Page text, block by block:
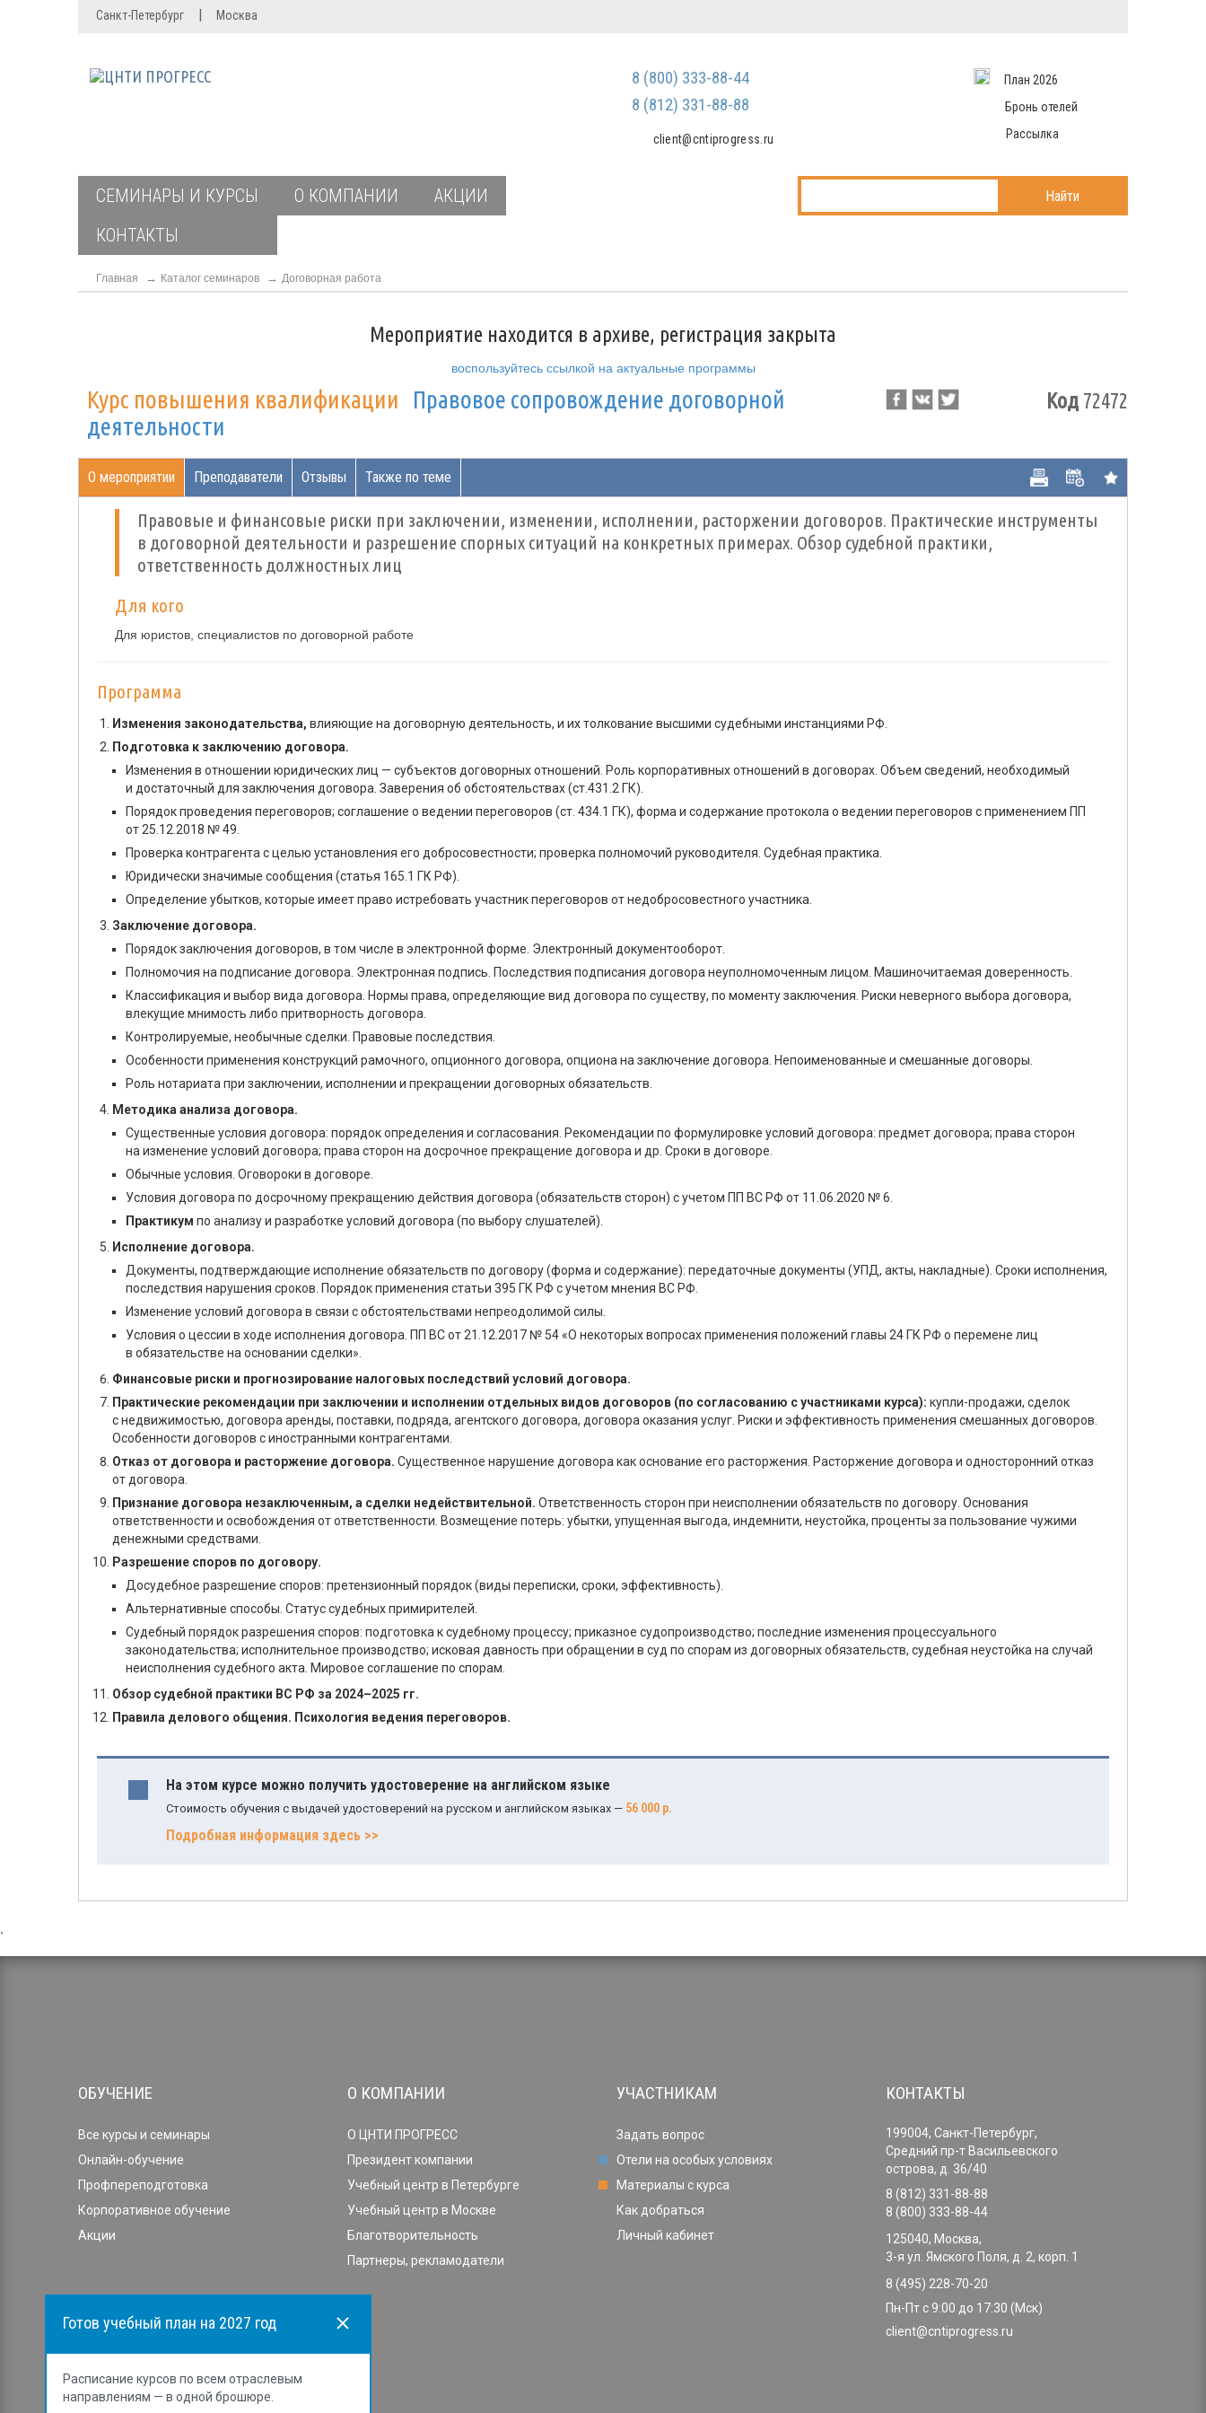
Мы не передаем ваши данные
спам
Запомнить меня
Войти в кабинет
Санкт-Петербург | Москва
8 (800) 333-88-44
8 (812) 331-88-88
client@cntiprogress.ru
План 2026
Бронь отелей
Рассылка
СЕМИНАРЫ И КУРСЫ О КОМПАНИИ
АКЦИИ
КОНТАКТЫ
Найти
Готов учебный план на 2027 год
Расписание курсов по всем отраслевым
направлениям — в одной брошюре.
Главная Каталог семинаров Договорная работа
Мероприятие находится в архиве, регистрация закрыта
воспользуйтесь ссылкой на актуальные программы
Курс повышения квалификации
Правовое сопровождение договорной
деятельности
Код72472
О мероприятии Преподаватели Отзывы Также по теме
Правовые и финансовые риски при заключении, изменении, исполнении, расторжении договоров. Практические инструменты
в договорной деятельности и разрешение спорных ситуаций на конкретных примерах. Обзор судебной практики,
ответственность должностных лиц
Для кого
Для юристов, специалистов по договорной работе
Программа
Изменения законодательства, влияющие на договорную деятельность, и их толкование высшими судебными инстанциями РФ.
Подготовка к заключению договора.
Изменения в отношении юридических лиц — субъектов договорных отношений. Роль корпоративных отношений в договорах. Объем сведений, необходимый
и достаточный для заключения договора. Заверения об обстоятельствах (ст.431.2 ГК).
Порядок проведения переговоров; соглашение о ведении переговоров (ст. 434.1 ГК), форма и содержание протокола о ведении переговоров с применением ПП
от 25.12.2018 № 49.
Проверка контрагента с целью установления его добросовестности; проверка полномочий руководителя. Судебная практика.
Юридически значимые сообщения (статья 165.1 ГК РФ).
Определение убытков, которые имеет право истребовать участник переговоров от недобросовестного участника.
Заключение договора.
Порядок заключения договоров, в том числе в электронной форме. Электронный документооборот.
Полномочия на подписание договора. Электронная подпись. Последствия подписания договора неуполномоченным лицом. Машиночитаемая доверенность.
Классификация и выбор вида договора. Нормы права, определяющие вид договора по существу, по моменту заключения. Риски неверного выбора договора,
влекущие мнимость либо притворность договора.
Контролируемые, необычные сделки. Правовые последствия.
Особенности применения конструкций рамочного, опционного договора, опциона на заключение договора. Непоименованные и смешанные договоры.
Роль нотариата при заключении, исполнении и прекращении договорных обязательств.
Методика анализа договора.
Существенные условия договора: порядок определения и согласования. Рекомендации по формулировке условий договора: предмет договора; права сторон
на изменение условий договора; права сторон на досрочное прекращение договора и др. Сроки в договоре.
Обычные условия. Оговороки в договоре.
Условия договора по досрочному прекращению действия договора (обязательств сторон) с учетом ПП ВС РФ от 11.06.2020 № 6.
Практикум по анализу и разработке условий договора (по выбору слушателей).
Исполнение договора.
Документы, подтверждающие исполнение обязательств по договору (форма и содержание): передаточные документы (УПД, акты, накладные). Сроки исполнения,
последствия нарушения сроков. Порядок применения статьи 395 ГК РФ с учетом мнения ВС РФ.
Изменение условий договора в связи с обстоятельствами непреодолимой силы.
Условия о цессии в ходе исполнения договора. ПП ВС от 21.12.2017 № 54 «О некоторых вопросах применения положений главы 24 ГК РФ о перемене лиц
в обязательстве на основании сделки».
Финансовые риски и прогнозирование налоговых последствий условий договора.
Практические рекомендации при заключении и исполнении отдельных видов договоров (по согласованию с участниками курса): купли-продажи, сделок
с недвижимостью, договора аренды, поставки, подряда, агентского договора, договора оказания услуг. Риски и эффективность применения смешанных договоров.
Особенности договоров с иностранными контрагентами.
Отказ от договора и расторжение договора. Существенное нарушение договора как основание его расторжения. Расторжение договора и односторонний отказ
от договора.
Признание договора незаключенным, а сделки недействительной. Ответственность сторон при неисполнении обязательств по договору. Основания
ответственности и освобождения от ответственности. Возмещение потерь: убытки, упущенная выгода, индемнити, неустойка, проценты за пользование чужими
денежными средствами.
Разрешение споров по договору.
Досудебное разрешение споров: претензионный порядок (виды переписки, сроки, эффективность).
Альтернативные способы. Статус судебных примирителей.
Судебный порядок разрешения споров: подготовка к судебному процессу; приказное судопроизводство; последние изменения процессуального
законодательства; исполнительное производство; исковая давность при обращении в суд по спорам из договорных обязательств, судебная неустойка на случай
неисполнения судебного акта. Мировое соглашение по спорам.
Обзор судебной практики ВС РФ за 2024–2025 гг.
Правила делового общения. Психология ведения переговоров.
На этом курсе можно получить удостоверение на английском языке
Стоимость обучения с выдачей удостоверений на русском и английском языках — 56 000 р.
Подробная информация здесь >>
ОБУЧЕНИЕ
Все курсы и семинары
Онлайн-обучение
Профпереподготовка
Корпоративное обучение
Акции
О КОМПАНИИ
О ЦНТИ ПРОГРЕСС
Президент компании
Учебный центр в Петербурге
Учебный центр в Москве
Благотворительность
Партнеры, рекламодатели
УЧАСТНИКАМ
Задать вопрос
Отели на особых условиях
Материалы с курса
Как добраться
Личный кабинет
КОНТАКТЫ
199004, Санкт-Петербург,
Средний пр-т Васильевского
острова, д. 36/40
8 (812) 331-88-88
8 (800) 333-88-44
125040, Москва,
3-я ул. Ямского Поля, д. 2, корп. 1
8 (495) 228-70-20
Пн-Пт с 9:00 до 17:30 (Мск)
client@cntiprogress.ru